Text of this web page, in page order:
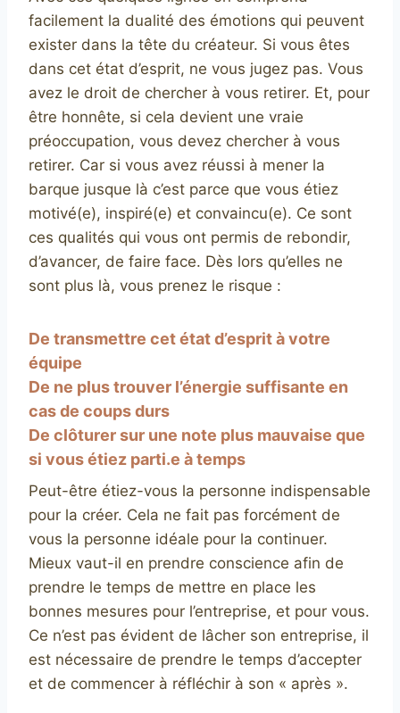
facilement la dualité des émotions qui peuvent
exister dans la tête du créateur. Si vous êtes
dans cet état d’esprit, ne vous jugez pas. Vous
avez le droit de chercher à vous retirer. Et, pour
être honnête, si cela devient une vraie
préoccupation, vous devez chercher à vous
retirer. Car si vous avez réussi à mener la
barque jusque là c’est parce que vous étiez
motivé(e), inspiré(e) et convaincu(e). Ce sont
ces qualités qui vous ont permis de rebondir,
d’avancer, de faire face. Dès lors qu’elles ne
sont plus là, vous prenez le risque :
De transmettre cet état d’esprit à votre
équipe
De ne plus trouver l’énergie suffisante en
cas de coups durs
De clôturer sur une note plus mauvaise que
si vous étiez parti.e à temps
Peut-être étiez-vous la personne indispensable
pour la créer. Cela ne fait pas forcément de
vous la personne idéale pour la continuer.
Mieux vaut-il en prendre conscience afin de
prendre le temps de mettre en place les
bonnes mesures pour l’entreprise, et pour vous.
Ce n’est pas évident de lâcher son entreprise, il
est nécessaire de prendre le temps d’accepter
et de commencer à réfléchir à son « après ».